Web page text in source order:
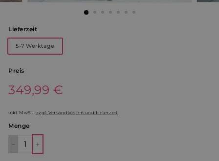
Lieferzeit
5-7 Werktage
Preis
Normaler
Preis
349,99 €
€
inkl. MwSt. zzgl. Versandkosten und Lieferzeit
Menge